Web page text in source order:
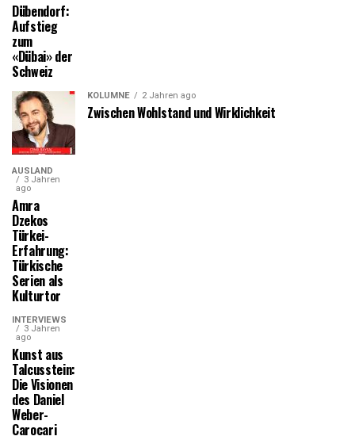
Dübendorf:
Aufstieg
zum
«Dübai» der
Schweiz
KOLUMNE 2 Jahren ago
Zwischen Wohlstand und Wirklichkeit
AUSLAND
3 Jahren
ago
Amra
Dzekos
Türkei-
Erfahrung:
Türkische
Serien als
Kulturtor
INTERVIEWS
3 Jahren
ago
Kunst aus
Talcusstein:
Die Visionen
des Daniel
Weber-
Carocari